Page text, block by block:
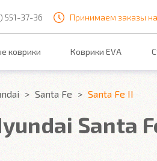
551-37-36 Принимаем заказы
коврики Коврики EVA
Santa Fe Santa Fe II
Santa